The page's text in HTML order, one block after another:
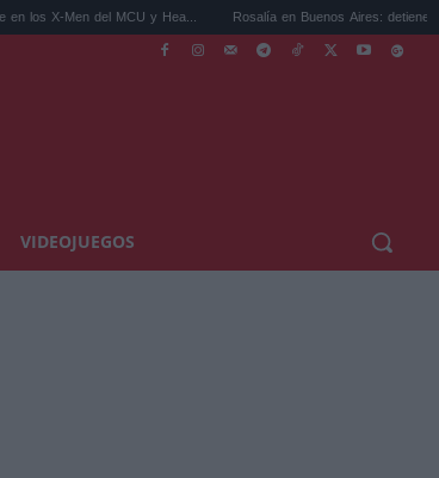
del MCU y Hea... Rosalía en Buenos Aires: detiene el tráfico y
VIDEOJUEGOS